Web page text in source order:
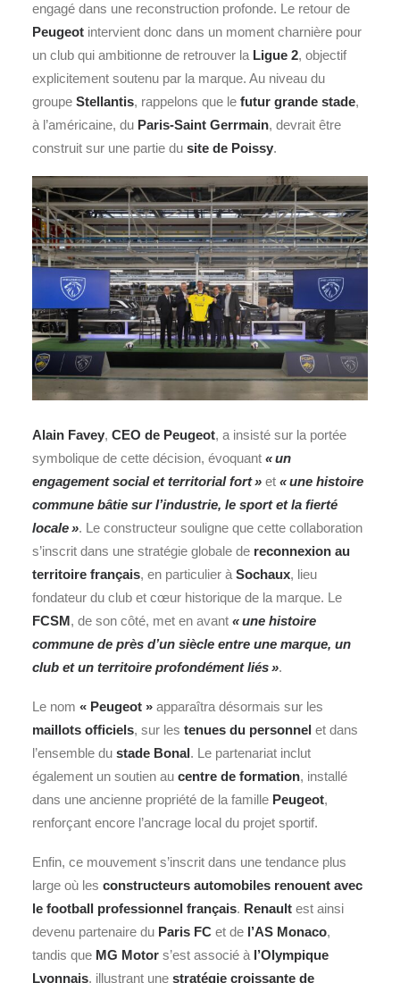
engagé dans une reconstruction profonde. Le retour de
Peugeot intervient donc dans un moment charnière pour
un club qui ambitionne de retrouver la Ligue 2, objectif
explicitement soutenu par la marque. Au niveau du
groupe Stellantis, rappelons que le futur grande stade,
à l’américaine, du Paris-Saint Gerrmain, devrait être
construit sur une partie du site de Poissy.
Alain Favey, CEO de Peugeot, a insisté sur la portée
symbolique de cette décision, évoquant « un
engagement social et territorial fort » et « une histoire
commune bâtie sur l’industrie, le sport et la fierté
locale ». Le constructeur souligne que cette collaboration
s’inscrit dans une stratégie globale de reconnexion au
territoire français, en particulier à Sochaux, lieu
fondateur du club et cœur historique de la marque. Le
FCSM, de son côté, met en avant « une histoire
commune de près d’un siècle entre une marque, un
club et un territoire profondément liés ».
Le nom « Peugeot » apparaîtra désormais sur les
maillots officiels, sur les tenues du personnel et dans
l’ensemble du stade Bonal. Le partenariat inclut
également un soutien au centre de formation, installé
dans une ancienne propriété de la famille Peugeot,
renforçant encore l’ancrage local du projet sportif.
Enfin, ce mouvement s’inscrit dans une tendance plus
large où les constructeurs automobiles renouent avec
le football professionnel français. Renault est ainsi
devenu partenaire du Paris FC et de l’AS Monaco,
tandis que MG Motor s’est associé à l’Olympique
Lyonnais, illustrant une stratégie croissante de